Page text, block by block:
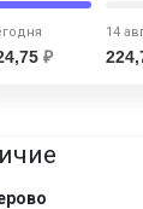
₽
14